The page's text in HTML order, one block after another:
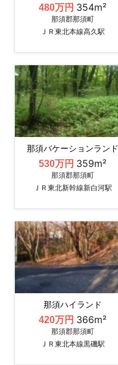
480万円 354m²
那須郡那須町
ＪＲ東北本線高久駅
那須バケーションランド
530万円 359m²
那須郡那須町
ＪＲ東北新幹線新白河駅
那須ハイランド
420万円 366m²
那須郡那須町
ＪＲ東北本線黒磯駅